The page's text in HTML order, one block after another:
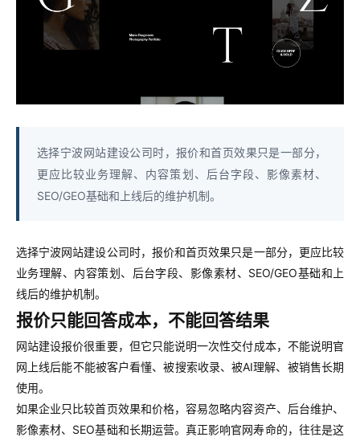
选择宁波网站建设公司时，报价和首页效果只是一部分，
更应比较业务理解、内容策划、后台字段、影像素材、
SEO/GEO基础和上线后的维护机制。
选择宁波网站建设公司时，报价和首页效果只是一部分，更应比较
业务理解、内容策划、后台字段、影像素材、SEO/GEO基础和上
线后的维护机制。
报价只能回答成本，不能回答结果
网站建设报价很重要，但它只能说明一次性交付成本，不能说明官
网上线后能不能被客户看懂、被搜索收录、被AI理解、被销售长期
使用。
如果企业只比较首页效果和价格，容易忽略内容资产、后台维护、
影像素材、SEO基础和长期运营。真正影响官网寿命的，往往是这